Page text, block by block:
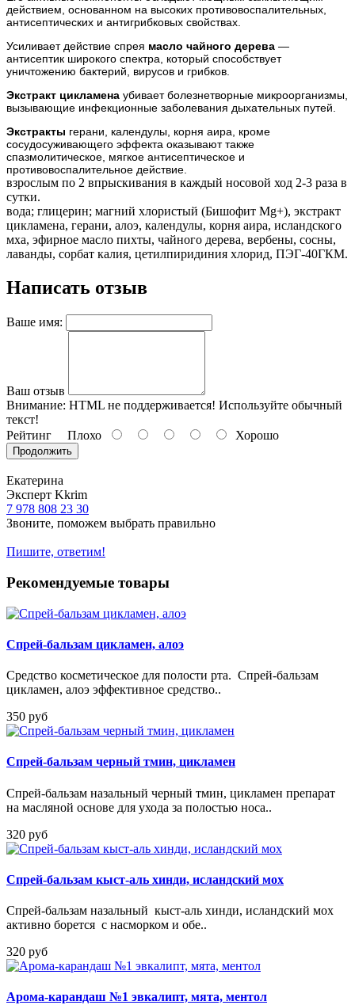
действием, основанном на высоких противовоспалительных,
антисептических и антигрибковых свойствах.
Усиливает действие спрея масло чайного дерева —
антисептик широкого спектра, который способствует
уничтожению бактерий, вирусов и грибков.
Экстракт цикламена убивает болезнетворные микроорганизмы,
вызывающие инфекционные заболевания дыхательных путей.
Экстракты герани, календулы, корня аира, кроме
сосудосуживающего эффекта оказывают также
спазмолитическое, мягкое антисептическое и
противовоспалительное действие.
взрослым по 2 впрыскивания в каждый носовой ход 2-3 раза в
сутки.
вода; глицерин; магний хлористый (Бишофит Mg+), экстракт
цикламена, герани, алоэ, календулы, корня аира, исландского
мха, эфирное масло пихты, чайного дерева, вербены, сосны,
лаванды, сорбат калия, цетилпиридиния хлорид, ПЭГ-40ГКМ.
Написать отзыв
Ваше имя:
Ваш отзыв
Внимание: HTML не поддерживается! Используйте обычный
текст!
Рейтинг Плохо Хорошо
Продолжить
Екатерина
Эксперт Kkrim
7 978 808 23 30
Звоните, поможем выбрать правильно
Пишите, ответим!
Рекомендуемые товары
Спрей-бальзам цикламен, алоэ
Средство косметическое для полости рта. Спрей-бальзам
цикламен, алоэ эффективное средство..
350 руб
Спрей-бальзам черный тмин, цикламен
Спрей-бальзам назальный черный тмин, цикламен препарат
на масляной основе для ухода за полостью носа..
320 руб
Спрей-бальзам кыст-аль хинди, исландский мох
Спрей-бальзам назальный кыст-аль хинди, исландский мох
активно борется с насморком и обе..
320 руб
Арома-карандаш №1 эвкалипт, мята, ментол